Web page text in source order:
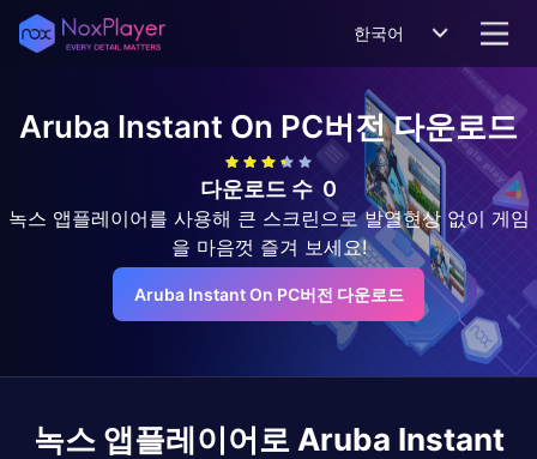
한국어
Aruba Instant On PC버전 다운로드
다운로드 수 0
녹스 앱플레이어를 사용해 큰 스크린으로 발열현상 없이 게임
을 마음껏 즐겨 보세요!
Aruba Instant On PC버전 다운로드
녹스 앱플레이어로 Aruba Instant